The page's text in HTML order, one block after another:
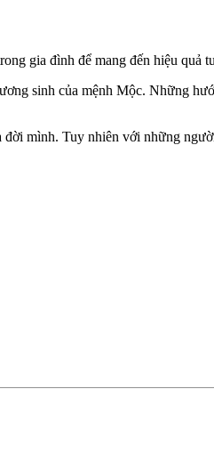
gia đình để mang đến hiệu quả
sinh của mệnh Mộc. Những
đời mình. Tuy nhiên với những